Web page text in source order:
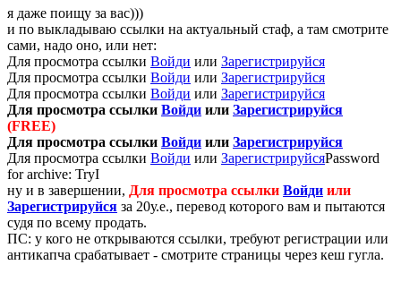
я даже поищу за вас)))
и по выкладываю ссылки на актуальный стаф, а там смотрите
сами, надо оно, или нет:
Для просмотра ссылки Войди или Зарегистрируйся
Для просмотра ссылки Войди или Зарегистрируйся
Для просмотра ссылки Войди или Зарегистрируйся
Для просмотра ссылки Войди или Зарегистрируйся
(FREE)
Для просмотра ссылки Войди или Зарегистрируйся
Для просмотра ссылки Войди или ЗарегистрируйсяPassword
for archive: TryI
ну и в завершении, Для просмотра ссылки Войди или
Зарегистрируйся за 20у.е., перевод которого вам и пытаются
судя по всему продать.
ПС: у кого не открываются ссылки, требуют регистрации или
антикапча срабатывает - смотрите страницы через кеш гугла.